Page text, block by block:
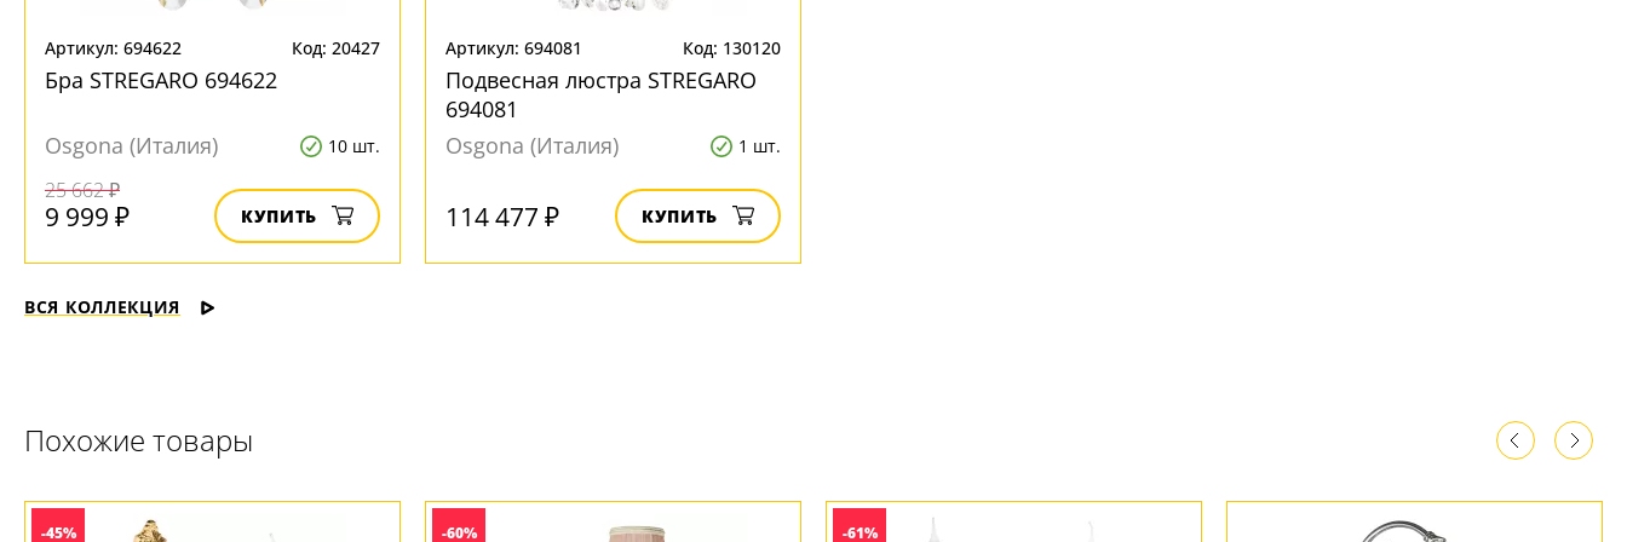
Артикул: 694622 Код: 20427
Бра STREGARO 694622
Osgona (Италия) 10 шт.
25 662 ₽
9 999 ₽ КУПИТЬ
Артикул: 694081 Код: 130120
Подвесная люстра STREGARO
694081
Osgona (Италия)
1 шт.
114 477 ₽ КУПИТЬ
ВСЯ КОЛЛЕКЦИЯ
Похожие товары
-45% -60% -61%